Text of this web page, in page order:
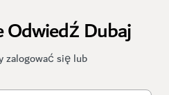
Dubaj
zalogować się lub